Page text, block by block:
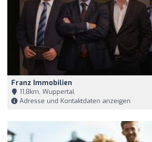
Franz Immobilien
11,8km, Wuppertal
Adresse und Kontaktdaten anzeigen